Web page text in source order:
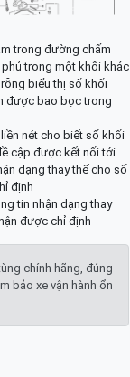
trong đường chấm
trong một khối khác
rỗng biểu thị số khối
được bao bọc trong
liền nét cho biết số khối
cập được kết nối tới
dạng thay thế cho số
định
tin nhận dạng thay
được chỉ định
chính hãng, đúng
bảo xe vận hành ổn